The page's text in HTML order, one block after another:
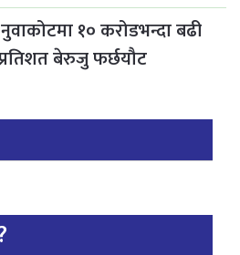
१० करोडभन्दा बढी
बेरुजु फर्छयौट